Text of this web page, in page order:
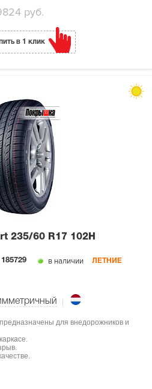
руб.
в 1 клик
235/60 R17 102H
185729 в наличии ЛЕТНИЕ
для внедорожников и